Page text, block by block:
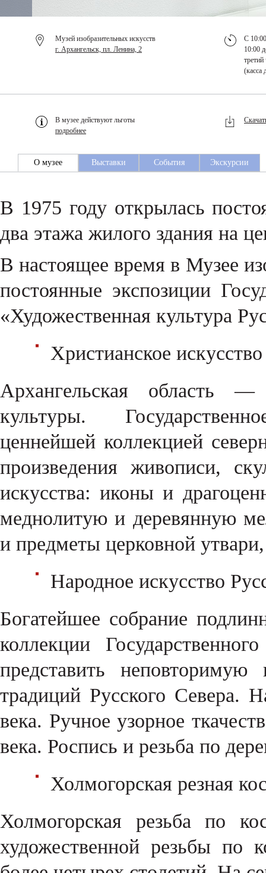
Музей изобразительных искусств
г. Архангельск, пл. Ленина, 2
С
10:00
(касса
В музее действуют льготы
подробнее
О музее Выставки События Экскурсии
В 1975 году открылась
два этажа жилого здания на
В настоящее время в Музее
постоянные экспозиции
«Художественная культура
Христианское
Архангельская область —
культуры.
ценнейшей коллекцией
произведения живописи,
искусства: иконы и
меднолитую и деревянную
и предметы церковной
Народное искусство
Богатейшее собрание
коллекции
представить
традиций Русского
века. Ручное узорное
века. Роспись и резьба по
Холмогорская резная
Холмогорская резьба по
художественной резьбы по